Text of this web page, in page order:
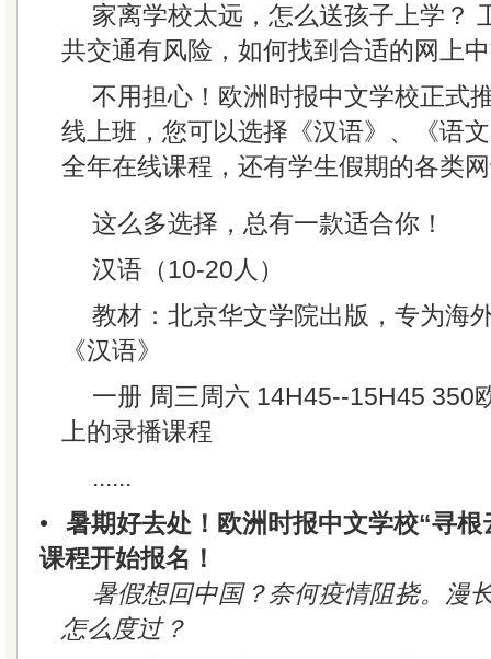
家离学校太远，怎么送孩子上学？
共交通有风险，如何找到合适的网上
不用担心！欧洲时报中文学校正式
线上班，您可以选择《汉语》、《语
全年在线课程，还有学生假期的各类
这么多选择，总有一款适合你！
汉语（10-20人）
教材：北京华文学院出版，专为海
《汉语》
一册 周三周六 14H45--15H45 350
上的录播课程
......
•
暑期好去处！欧洲时报中文学校“寻
课程开始报名！
暑假想回中国？奈何疫情阻挠。漫
怎么度过？